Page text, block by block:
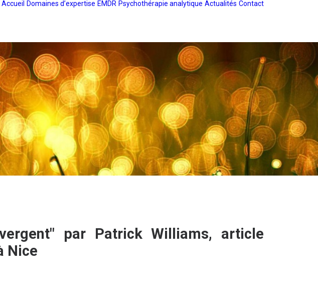
Accueil Domaines d’expertise EMDR Psychothérapie analytique Actualités Contact
par Patrick Williams, article
Nice